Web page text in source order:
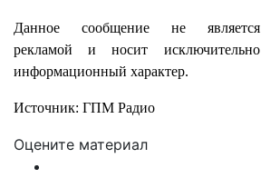
Данное сообщение не является
рекламой и носит исключительно
информационный характер.
Источник: ГПМ Радио
Оцените материал